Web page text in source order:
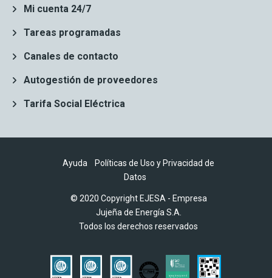
Mi cuenta 24/7
Tareas programadas
Canales de contacto
Autogestión de proveedores
Tarifa Social Eléctrica
Ayuda
Políticas de Uso y Privacidad de
Datos
© 2020 Copyright EJESA - Empresa
Jujeña de Energía S.A.
Todos los derechos reservados